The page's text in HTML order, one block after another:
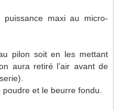
maxi au micro-
pilon soit en les mettant
aura retiré l’air avant de
et le beurre fondu.